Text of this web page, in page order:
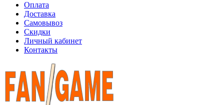
Оплата
Доставка
Самовывоз
Скидки
Личный кабинет
Контакты